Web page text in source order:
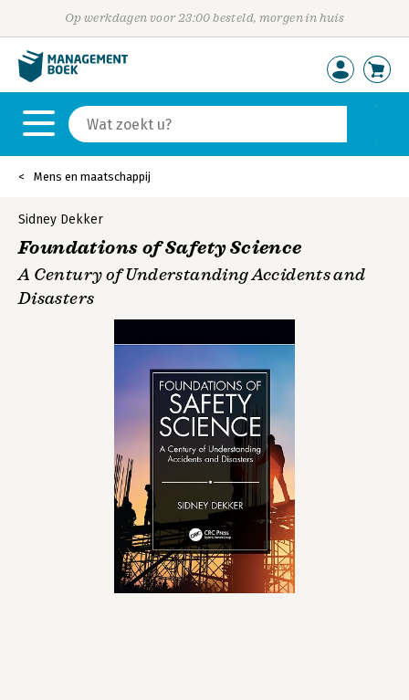
Op werkdagen voor 23:00 besteld, morgen in huis
Mens en maatschappij
Sidney Dekker
Foundations of Safety Science
A Century of Understanding Accidents and
Disasters